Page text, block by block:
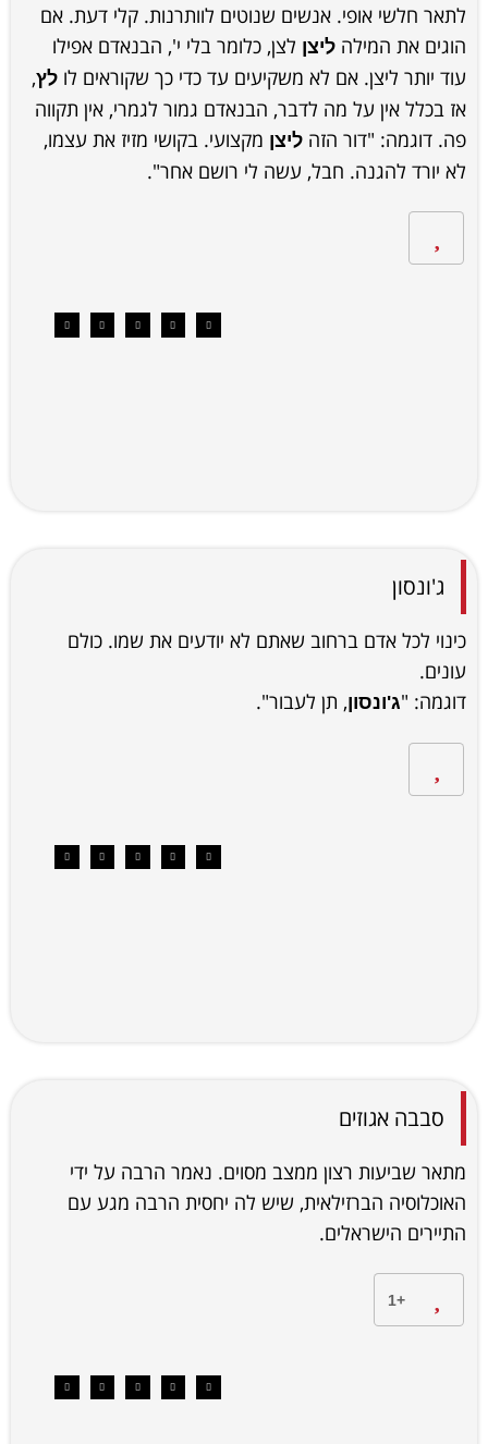
לתאר חלשי אופי. אנשים שנוטים לוותרנות. קלי דעת. אם
הוגים את המילה ליצן לצן, כלומר בלי י', הבנאדם אפילו
עוד יותר ליצן. אם לא משקיעים עד כדי כך שקוראים לו לץ,
אז בכלל אין על מה לדבר, הבנאדם גמור לגמרי, אין תקווה
פה. דוגמה: "דור הזה ליצן מקצועי. בקושי מזיז את עצמו,
לא יורד להגנה. חבל, עשה לי רושם אחר".
ג'ונסון
כינוי לכל אדם ברחוב שאתם לא יודעים את שמו. כולם
עונים.
דוגמה: "ג'ונסון, תן לעבור".
סבבה אגוזים
מתאר שביעות רצון ממצב מסוים. נאמר הרבה על ידי
האוכלוסיה הברזילאית, שיש לה יחסית הרבה מגע עם
התיירים הישראלים.
+1